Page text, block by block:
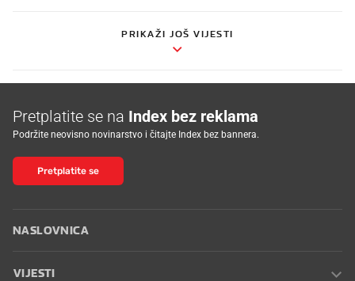
PRIKAŽI JOŠ VIJESTI
Pretplatite se na Index bez reklama
Podržite neovisno novinarstvo i čitajte Index bez bannera.
Pretplatite se
NASLOVNICA
VIJESTI